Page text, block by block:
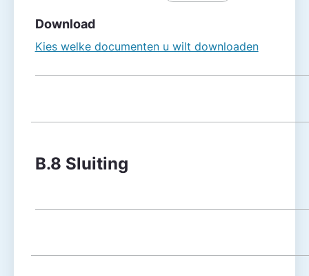
Download
Kies welke documenten u wilt downloaden
B.8 Sluiting